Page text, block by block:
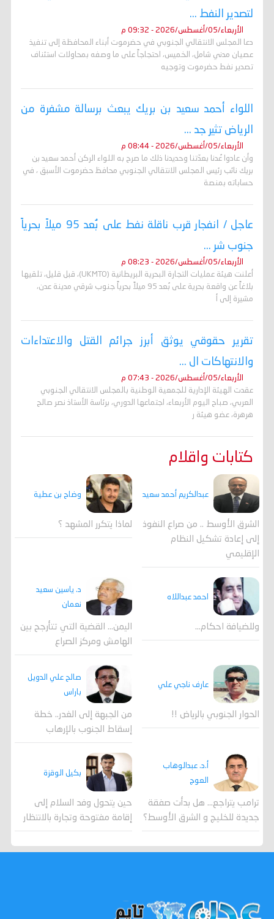
لتصدير النفط ...
الأربعاء/05/أغسطس/2026 - 09:32 م
دعا المجلس الانتقالي الجنوبي في حضرموت أبناء المحافظة إلى تنفيذ
عصيان مدني شامل، الخميس، احتجاجاً على ما وصفه بمحاولات استئناف
تصدير نفط حضرموت وتوجيه
اللواء أحمد سعيد بن بريك يبعث برسالة مشفرة من
الرياض تثير جد ...
الأربعاء/05/أغسطس/2026 - 08:44 م
وأن عادوا عُدنا بعدّتنا وحديدنا ذلك ما صرح به اللواء الركن أحمد سعيد بن
بريك نائب رئيس المجلس الانتقالي الجنوبي محافظ حضرموت الأسبق ، في
حساباته بمنصة
عاجل / انفجار قرب ناقلة نفط على بُعد 95 ميلاً بحرياً
جنوب شر ...
الأربعاء/05/أغسطس/2026 - 08:23 م
أعلنت هيئة عمليات التجارة البحرية البريطانية (UKMTO)، قبل قليل، تلقيها
بلاغاً عن واقعة بحرية على بُعد 95 ميلاً بحرياً جنوب شرقي مدينة عدن،
مشيرة إلى أ
تقرير حقوقي يوثق أبرز جرائم القتل والاعتداءات
والانتهاكات ال ...
الأربعاء/05/أغسطس/2026 - 07:43 م
عقدت الهيئة الإدارية للجمعية الوطنية بالمجلس الانتقالي الجنوبي
العربي، صباح اليوم الأربعاء، اجتماعها الدوري، برئاسة الأستاذ نصر صالح
هرهرة، عضو هيئة ر
كتابات واقلام
عبدالكريم أحمد سعيد
الشرق الأوسط .. من صراع النفوذ
إلى إعادة تشكيل النظام
الإقليمي
وضاح بن عطية
لماذا يتكرر المشهد ؟
احمد عبداللاه
وللضيافة احكام…
د. ياسين سعيد
نعمان
اليمن… القضية التي تتأرجح بين
الهامش ومركز الصراع
عارف ناجي علي
الحوار الجنوبي بالرياض !!
صالح علي الدويل
باراس
من الجبهة إلى الغدر.. خطة
إسقاط الجنوب بالإرهاب
أ.د. عبدالوهاب
العوج
ترامب يتراجع... هل بدأت صفقة
جديدة للخليج و الشرق الأوسط؟
بكيل الوقزة
حين يتحول وفد السلام إلى
إقامة مفتوحة وتجارة بالانتظار